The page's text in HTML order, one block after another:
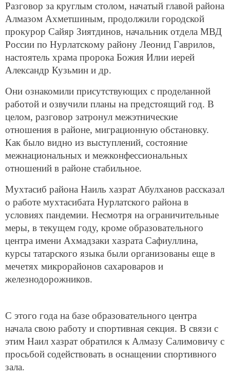
Разговор за круглым столом, начатый главой района
Алмазом Ахметшиным, продолжили городской
прокурор Сайяр Зиятдинов, начальник отдела МВД
России по Нурлатскому району Леонид Гаврилов,
настоятель храма пророка Божия Илии иерей
Александр Кузьмин и др.
Они ознакомили присутствующих с проделанной
работой и озвучили планы на предстоящий год. В
целом, разговор затронул межэтнические
отношения в районе, миграционную обстановку.
Как было видно из выступлений, состояние
межнациональных и межконфессиональных
отношений в районе стабильное.
Мухтасиб района Наиль хазрат Абулханов рассказал
о работе мухтасибата Нурлатского района в
условиях пандемии. Несмотря на ограничительные
меры, в текущем году, кроме образовательного
центра имени Ахмадзаки хазрата Сафиуллина,
курсы татарского языка были организованы еще в
мечетях микрорайонов сахароваров и
железнодорожников.
С этого года на базе образовательного центра
начала свою работу и спортивная секция. В связи с
этим Наил хазрат обратился к Алмазу Салимовичу с
просьбой содействовать в оснащении спортивного
зала.